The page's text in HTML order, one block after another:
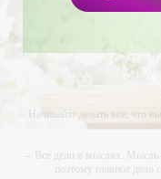
-- Начинайте делать все, что
-- Все дело в мыслях.
поэтому главное дело